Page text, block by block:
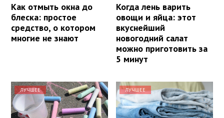
Как отмыть окна до
блеска: простое
средство, о котором
многие не знают
Когда лень варить
овощи и яйца: этот
вкуснейший
новогодний салат
можно приготовить за
5 минут
ЛУЧШЕЕ ЛУЧШЕЕ